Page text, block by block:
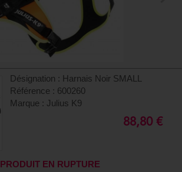
Désignation : Harnais Noir SMALL
Référence : 600260
Marque : Julius K9
88,80 €
PRODUIT EN RUPTURE